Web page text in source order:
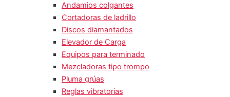
Andamios colgantes
Cortadoras de ladrillo
Discos diamantados
Elevador de Carga
Equipos para terminado
Mezcladoras tipo trompo
Pluma grúas
Reglas vibratorias